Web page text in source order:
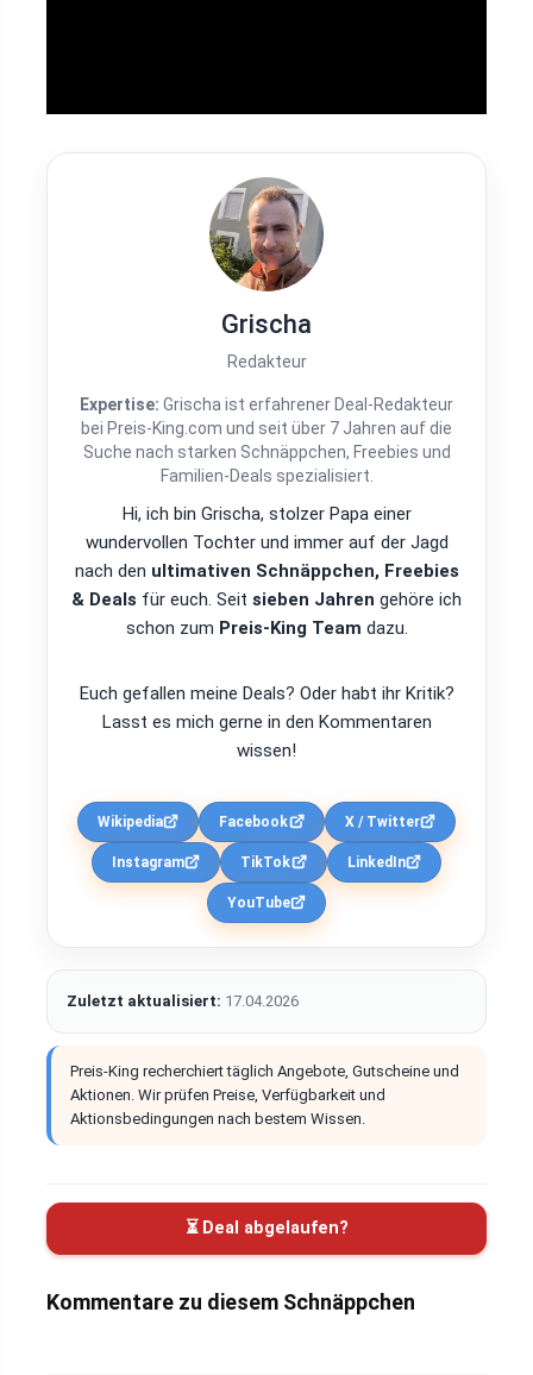
Grischa
Redakteur
Expertise: Grischa ist erfahrener Deal-Redakteur
bei Preis-King.com und seit über 7 Jahren auf die
Suche nach starken Schnäppchen, Freebies und
Familien-Deals spezialisiert.
Hi, ich bin Grischa, stolzer Papa einer
wundervollen Tochter und immer auf der Jagd
nach den ultimativen Schnäppchen, Freebies
& Deals für euch. Seit sieben Jahren gehöre ich
schon zum Preis-King Team dazu.
Euch gefallen meine Deals? Oder habt ihr Kritik?
Lasst es mich gerne in den Kommentaren
wissen!
Wikipedia Facebook X / Twitter
Instagram TikTok LinkedIn
YouTube
Zuletzt aktualisiert: 17.04.2026
Preis-King recherchiert täglich Angebote, Gutscheine und
Aktionen. Wir prüfen Preise, Verfügbarkeit und
Aktionsbedingungen nach bestem Wissen.
⏳ Deal abgelaufen?
Kommentare zu diesem Schnäppchen